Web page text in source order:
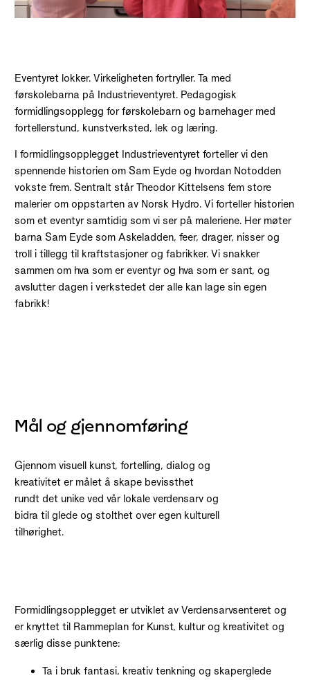
Eventyret lokker. Virkeligheten fortryller. Ta med
førskolebarna på Industrieventyret. Pedagogisk
formidlingsopplegg for førskolebarn og barnehager med
fortellerstund, kunstverksted, lek og læring.
I formidlingsopplegget Industrieventyret forteller vi den
spennende historien om Sam Eyde og hvordan Notodden
vokste frem. Sentralt står Theodor Kittelsens fem store
malerier om oppstarten av Norsk Hydro. Vi forteller historien
som et eventyr samtidig som vi ser på maleriene. Her møter
barna Sam Eyde som Askeladden, feer, drager, nisser og
troll i tillegg til kraftstasjoner og fabrikker. Vi snakker
sammen om hva som er eventyr og hva som er sant, og
avslutter dagen i verkstedet der alle kan lage sin egen
fabrikk!
Mål og gjennomføring
Gjennom visuell kunst, fortelling, dialog og
kreativitet er målet å skape bevissthet
rundt det unike ved vår lokale verdensarv og
bidra til glede og stolthet over egen kulturell
tilhørighet.
Formidlingsopplegget er utviklet av Verdensarvsenteret og
er knyttet til Rammeplan for Kunst, kultur og kreativitet og
særlig disse punktene:
Ta i bruk fantasi, kreativ tenkning og skaperglede